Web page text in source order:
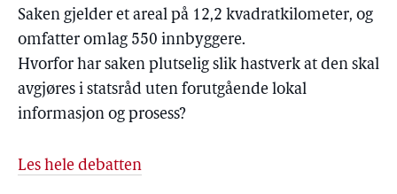
Saken gjelder et areal på 12,2 kvadratkilometer, og
omfatter omlag 550 innbyggere.
Hvorfor har saken plutselig slik hastverk at den skal
avgjøres i statsråd uten forutgående lokal
informasjon og prosess?
Les hele debatten